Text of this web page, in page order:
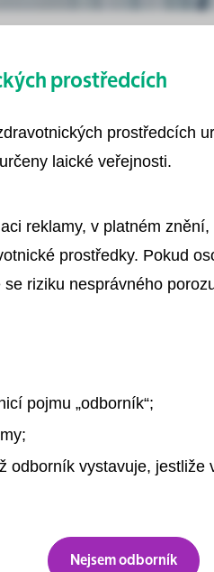
chtěli slyšet?
prostředcích
prostředcích
laické veřejnosti.
reklamy, v platném
prostředky. Pokud
riziku nesprávného
pojmu „odborník“;
odborník vystavuje, jestliže
Nejsem odborník